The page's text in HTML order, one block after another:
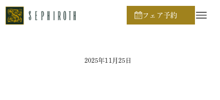
フェア予約
ホーム
2025年11月25日